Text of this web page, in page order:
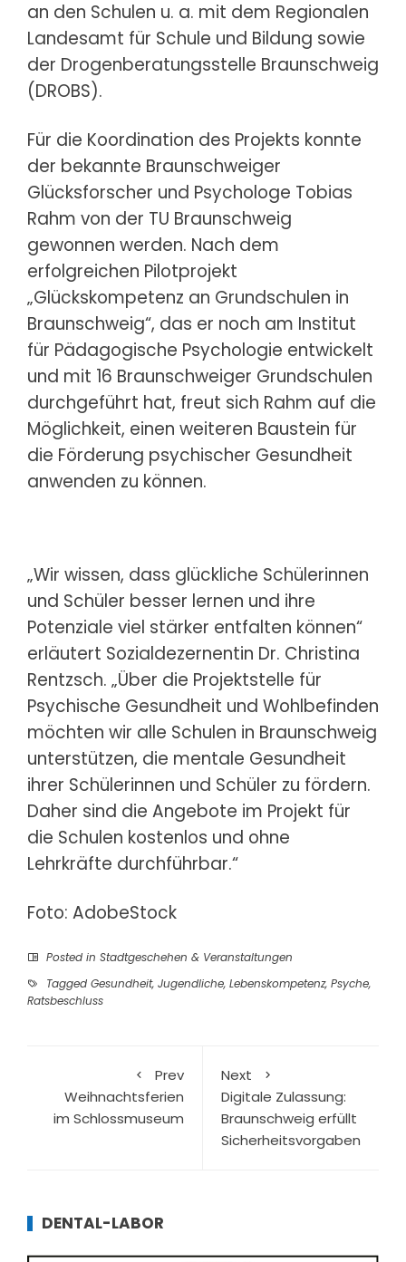
an den Schulen u. a. mit dem Regionalen
Landesamt für Schule und Bildung sowie
der Drogenberatungsstelle Braunschweig
(DROBS).
Für die Koordination des Projekts konnte
der bekannte Braunschweiger
Glücksforscher und Psychologe Tobias
Rahm von der TU Braunschweig
gewonnen werden. Nach dem
erfolgreichen Pilotprojekt
„Glückskompetenz an Grundschulen in
Braunschweig“, das er noch am Institut
für Pädagogische Psychologie entwickelt
und mit 16 Braunschweiger Grundschulen
durchgeführt hat, freut sich Rahm auf die
Möglichkeit, einen weiteren Baustein für
die Förderung psychischer Gesundheit
anwenden zu können.
„Wir wissen, dass glückliche Schülerinnen
und Schüler besser lernen und ihre
Potenziale viel stärker entfalten können“
erläutert Sozialdezernentin Dr. Christina
Rentzsch. „Über die Projektstelle für
Psychische Gesundheit und Wohlbefinden
möchten wir alle Schulen in Braunschweig
unterstützen, die mentale Gesundheit
ihrer Schülerinnen und Schüler zu fördern.
Daher sind die Angebote im Projekt für
die Schulen kostenlos und ohne
Lehrkräfte durchführbar.“
Foto: AdobeStock
Posted in Stadtgeschehen & Veranstaltungen
Tagged Gesundheit, Jugendliche, Lebenskompetenz, Psyche,
Ratsbeschluss
Prev
Weihnachtsferien
im Schlossmuseum
Next
Digitale Zulassung:
Braunschweig erfüllt
Sicherheitsvorgaben
DENTAL-LABOR